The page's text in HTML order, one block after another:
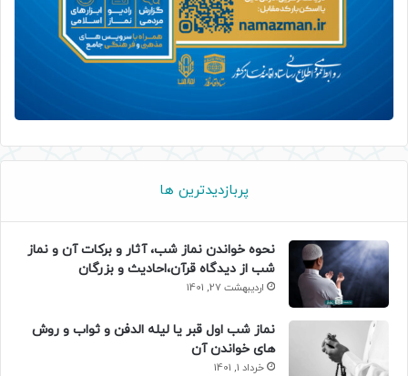
پربازدیدترین ها
نحوه خواندن نماز شب، آثار و برکات آن و نماز
شب از دیدگاه قرآن،احادیث و بزرگان
اردیبهشت 27, 1401
نماز شب اول قبر یا لیله الدفن و ثواب و روش
های خواندن آن
خرداد 1, 1401